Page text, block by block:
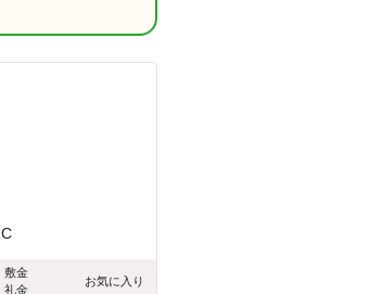
敷金
礼金
お気に入り